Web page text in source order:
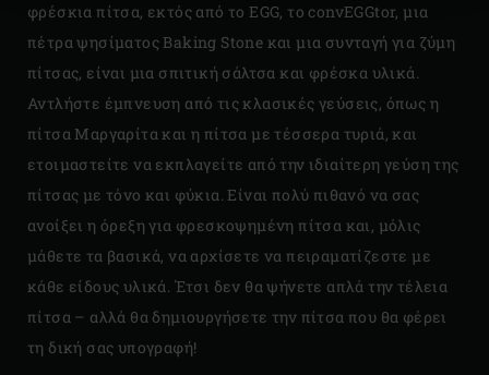
φρέσκια πίτσα, εκτός από το EGG, το convEGGtor, μια
πέτρα ψησίματος Baking Stone και μια συνταγή για ζύμη
πίτσας, είναι μια σπιτική σάλτσα και φρέσκα υλικά.
Αντλήστε έμπνευση από τις κλασικές γεύσεις, όπως η
πίτσα Μαργαρίτα και η πίτσα με τέσσερα τυριά, και
ετοιμαστείτε να εκπλαγείτε από την ιδιαίτερη γεύση της
πίτσας με τόνο και φύκια. Είναι πολύ πιθανό να σας
ανοίξει η όρεξη για φρεσκοψημένη πίτσα και, μόλις
μάθετε τα βασικά, να αρχίσετε να πειραματίζεστε με
κάθε είδους υλικά. Έτσι δεν θα ψήνετε απλά την τέλεια
πίτσα – αλλά θα δημιουργήσετε την πίτσα που θα φέρει
τη δική σας υπογραφή!